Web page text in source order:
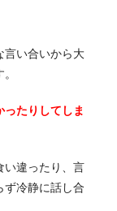
言い合いから大
たりしてしま
い違ったり、言
ず冷静に話し合